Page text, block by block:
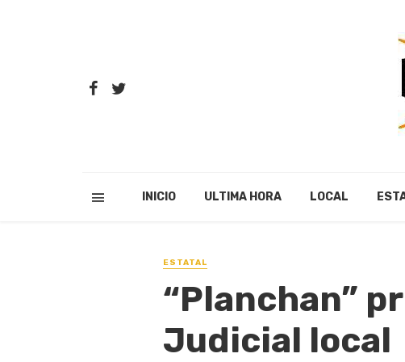
INICIO ULTIMA HORA LOCAL
ESTATAL
“Planchan”
Judicial local